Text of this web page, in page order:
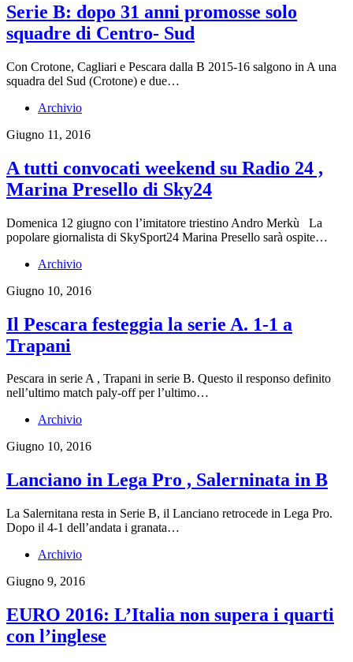
Serie B: dopo 31 anni promosse solo
squadre di Centro- Sud
Con Crotone, Cagliari e Pescara dalla B 2015-16 salgono in A una
squadra del Sud (Crotone) e due…
Archivio
Giugno 11, 2016
A tutti convocati weekend su Radio 24 ,
Marina Presello di Sky24
Domenica 12 giugno con l’imitatore triestino Andro Merkù La
popolare giornalista di SkySport24 Marina Presello sarà ospite…
Archivio
Giugno 10, 2016
Il Pescara festeggia la serie A. 1-1 a
Trapani
Pescara in serie A , Trapani in serie B. Questo il responso definito
nell’ultimo match paly-off per l’ultimo…
Archivio
Giugno 10, 2016
Lanciano in Lega Pro , Salerninata in B
La Salernitana resta in Serie B, il Lanciano retrocede in Lega Pro.
Dopo il 4-1 dell’andata i granata…
Archivio
Giugno 9, 2016
EURO 2016: L’Italia non supera i quarti
con l’inglese